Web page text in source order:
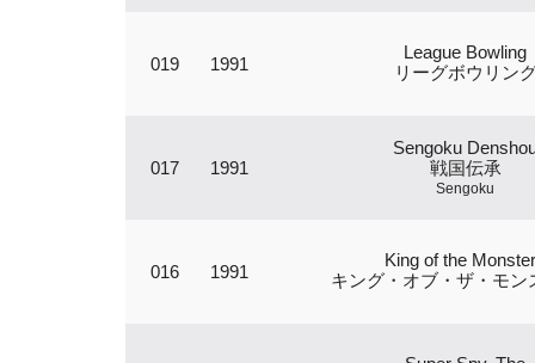
019 1991
League Bowling
リーグボウリン
017 1991
Sengoku
戦国伝承
Sengoku
016 1991
King of the
キング・オブ・ザ・モン